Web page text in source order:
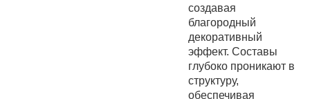
создавая
благородный
декоративный
эффект. Составы
глубоко проникают в
структуру,
обеспечивая